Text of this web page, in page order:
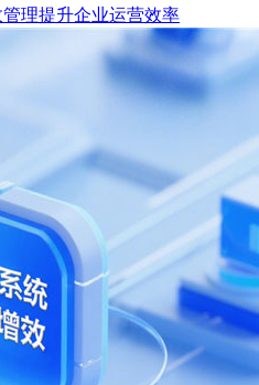
理提升企业运营效率